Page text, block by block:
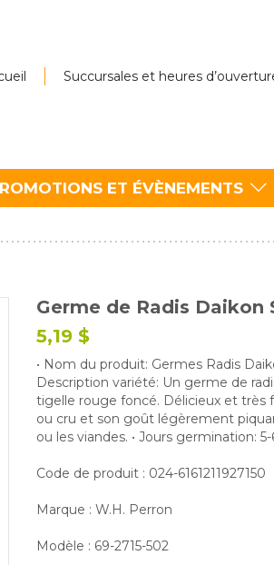
Succursales et heures
ET ÉVÈNEMENTS
Germe de Radis Daikon
5,19 $
• Nom du produit: Germes Radis
Description variété: Un germe de
tigelle rouge foncé. Délicieux et très
ou cru et son goût légèrement
ou les viandes. • Jours germination: 5-
Code de produit : 024-6161211927150
Marque : W.H. Perron
Modèle : 69-2715-502